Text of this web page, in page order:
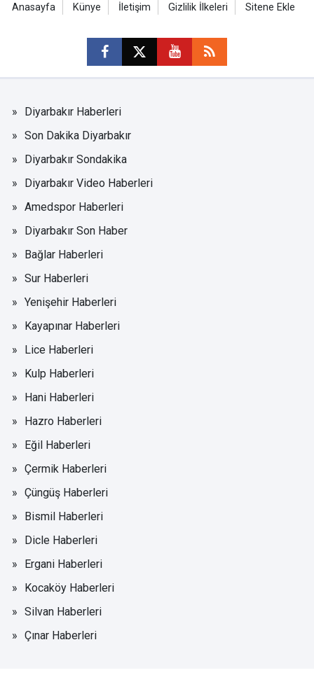
Anasayfa Künye İletişim Gizlilik İlkeleri Sitene Ekle
Diyarbakır Haberleri
Son Dakika Diyarbakır
Diyarbakır Sondakika
Diyarbakır Video Haberleri
Amedspor Haberleri
Diyarbakır Son Haber
Bağlar Haberleri
Sur Haberleri
Yenişehir Haberleri
Kayapınar Haberleri
Lice Haberleri
Kulp Haberleri
Hani Haberleri
Hazro Haberleri
Eğil Haberleri
Çermik Haberleri
Çüngüş Haberleri
Bismil Haberleri
Dicle Haberleri
Ergani Haberleri
Kocaköy Haberleri
Silvan Haberleri
Çınar Haberleri